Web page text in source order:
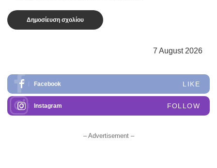
7 August 2026
Facebook LIKE
Instagram FOLLOW
– Advertisement –